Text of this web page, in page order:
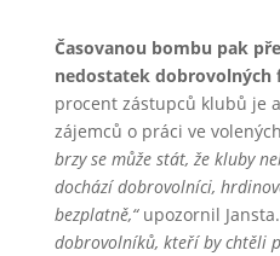
Časovanou bombu pak
nedostatek dobrovolných
procent zástupců klubů je
zájemců o práci ve
brzy se může stát, že kluby
dochází dobrovolníci,
bezplatně,“upozornil Jansta.
dobrovolníků, kteří by chtěli